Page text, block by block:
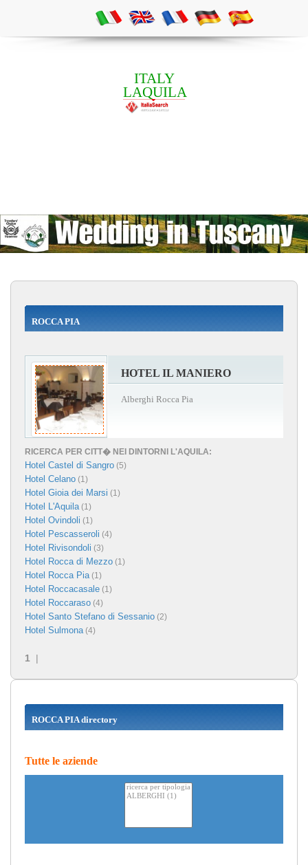
ITALY
LAQUILA
ROCCA PIA
HOTEL IL MANIERO
Alberghi Rocca Pia
RICERCA PER CITT� NEI DINTORNI L'AQUILA:
Hotel Castel di Sangro (5)
Hotel Celano (1)
Hotel Gioia dei Marsi (1)
Hotel L'Aquila(1)
Hotel Ovindoli (1)
Hotel Pescasseroli (4)
Hotel Rivisondoli (3)
Hotel Rocca di Mezzo (1)
Hotel Rocca Pia(1)
Hotel Roccacasale (1)
Hotel Roccaraso (4)
Hotel Santo Stefano di Sessanio (2)
Hotel Sulmona(4)
1 |
ROCCA PIA directory
Tutte le aziende